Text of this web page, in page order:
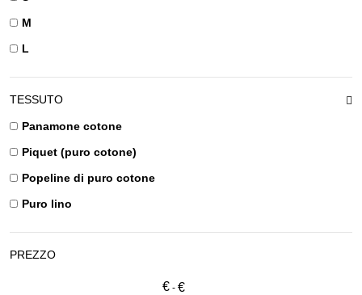
M
L
TESSUTO
Panamone cotone
Piquet (puro cotone)
Popeline di puro cotone
Puro lino
PREZZO
€ €